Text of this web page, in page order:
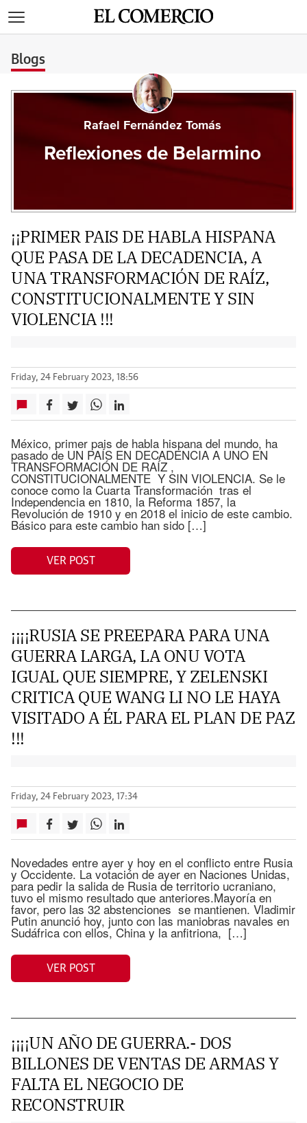
Blogs
Rafael Fernández Tomás
Reflexiones de Belarmino
¡¡PRIMER PAIS DE HABLA HISPANA
QUE PASA DE LA DECADENCIA, A
UNA TRANSFORMACIÓN DE RAÍZ,
CONSTITUCIONALMENTE Y SIN
VIOLENCIA !!!
Friday, 24 February 2023, 18:56
México, primer pais de habla hispana del mundo, ha
pasado de UN PAÍS EN DECADENCIA A UNO EN
TRANSFORMACIÓN DE RAÍZ ,
CONSTITUCIONALMENTE Y SIN VIOLENCIA. Se le
conoce como la Cuarta Transformación tras el
Independencia en 1810, la Reforma 1857, la
Revolución de 1910 y en 2018 el inicio de este cambio.
Básico para este cambio han sido […]
VER POST
¡¡¡¡RUSIA SE PREEPARA PARA UNA
GUERRA LARGA, LA ONU VOTA
IGUAL QUE SIEMPRE, Y ZELENSKI
CRITICA QUE WANG LI NO LE HAYA
VISITADO A ÉL PARA EL PLAN DE PAZ
!!!
Friday, 24 February 2023, 17:34
Novedades entre ayer y hoy en el conflicto entre Rusia
y Occidente. La votación de ayer en Naciones Unidas,
para pedir la salida de Rusia de territorio ucraniano,
tuvo el mismo resultado que anteriores.Mayoría en
favor, pero las 32 abstenciones se mantienen. Vladimir
Putin anunció hoy, junto con las maniobras navales en
Sudáfrica con ellos, China y la anfitriona, […]
VER POST
¡¡¡¡UN AÑO DE GUERRA.- DOS
BILLONES DE VENTAS DE ARMAS Y
FALTA EL NEGOCIO DE
RECONSTRUIR